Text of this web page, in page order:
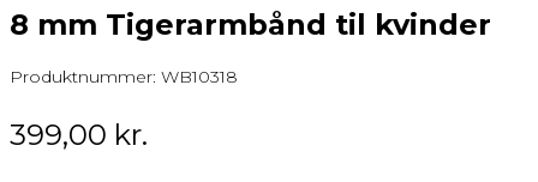
8 mm Tigerarmbånd til kvinder
Produktnummer: WB10318
399,00 kr.